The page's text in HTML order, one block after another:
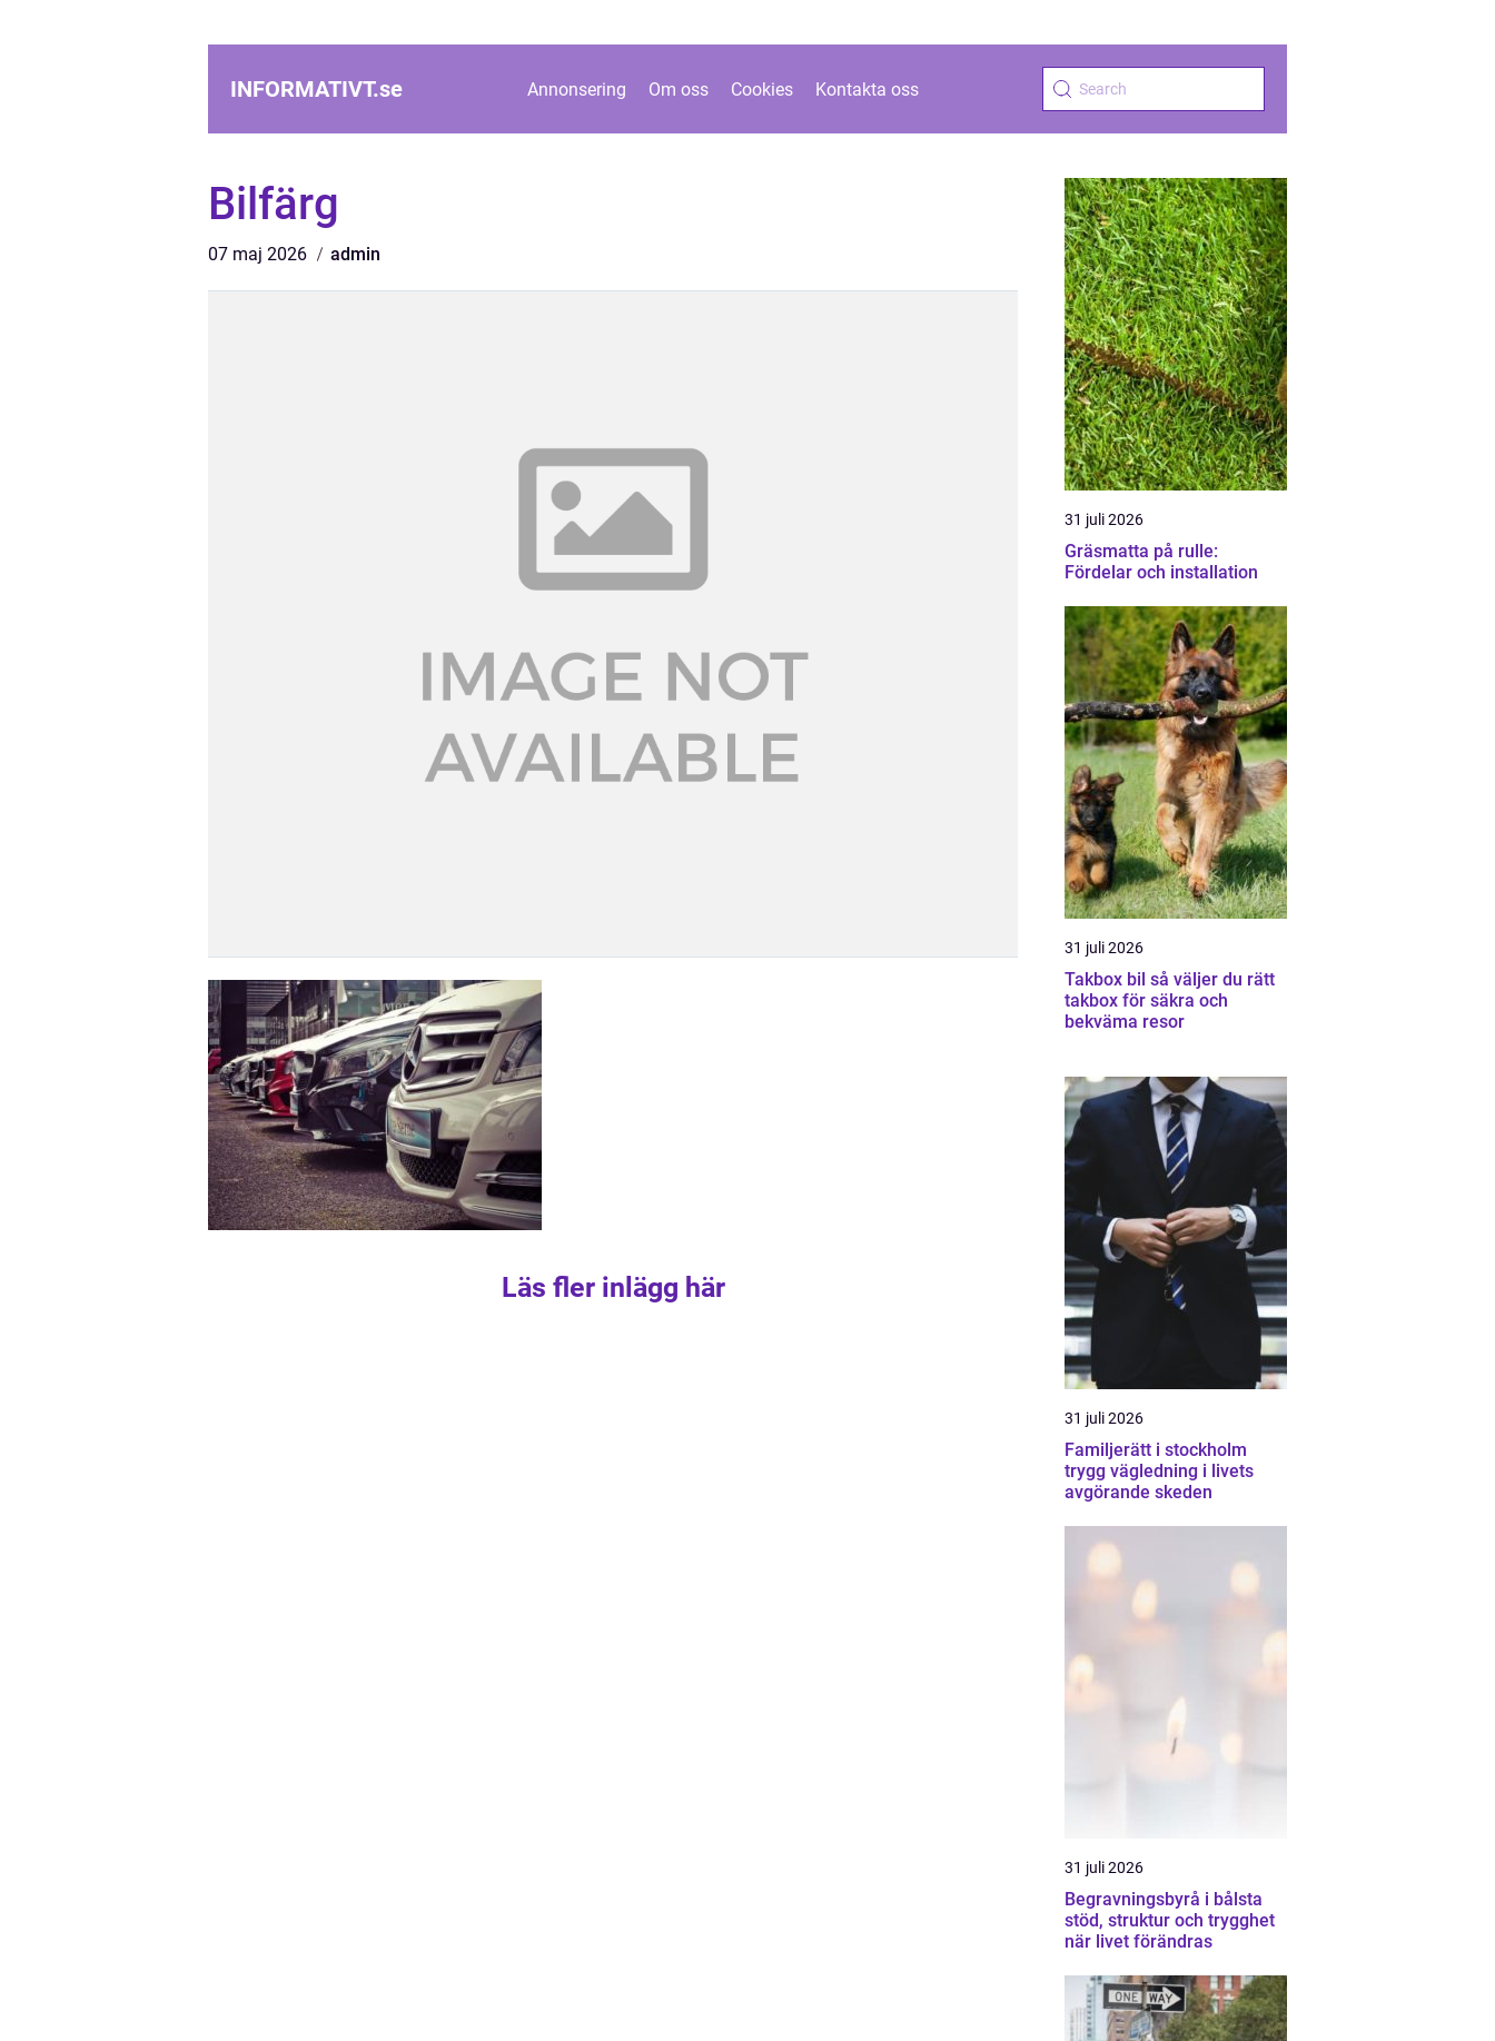
INFORMATIVT.se Annonsering Om oss Cookies Kontakta oss
Bilfärg
07 maj 2026 admin
Läs fler inlägg här
31 juli 2026
Gräsmatta på rulle:
Fördelar och installation
31 juli 2026
Takbox bil så väljer du rätt
takbox för säkra och
bekväma resor
31 juli 2026
Familjerätt i stockholm
trygg vägledning i livets
avgörande skeden
31 juli 2026
Begravningsbyrå i bålsta
stöd, struktur och trygghet
när livet förändras